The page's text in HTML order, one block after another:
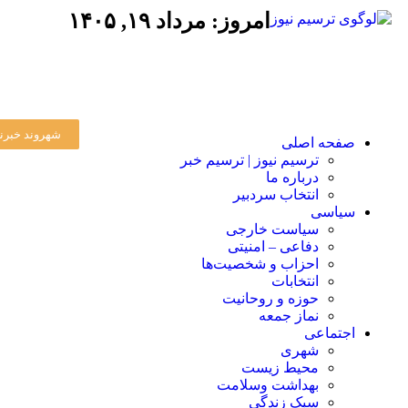
امروز: مرداد ۱۹, ۱۴۰۵
صفحه اصلی
ترسیم نیوز | ترسیم خبر
درباره ما
انتخاب سردبیر
سیاسی
سیاست خارجی
دفاعی – امنیتی
احزاب و شخصیت‌ها
انتخابات
حوزه و روحانیت
نماز جمعه
اجتماعی
شهری
محیط زیست
بهداشت وسلامت
سبک زندگی
شهروند